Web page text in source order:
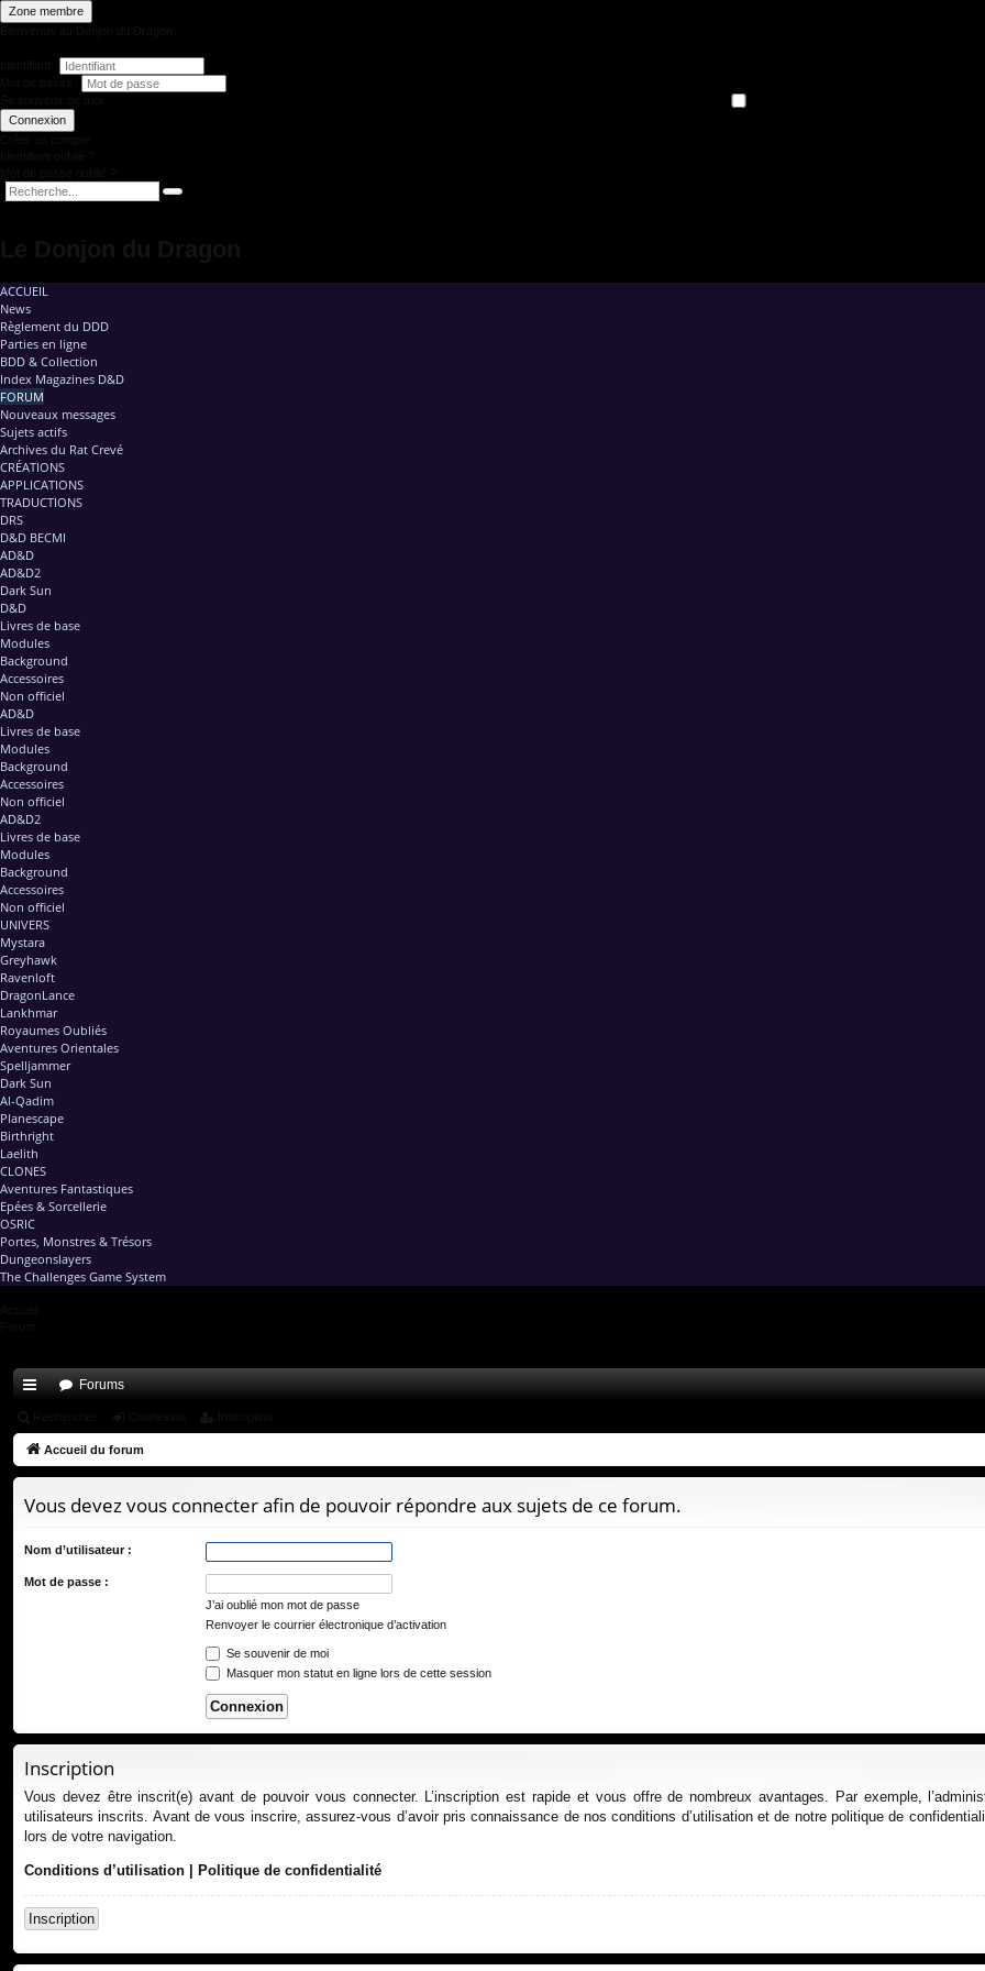
Zone membre
Connexion
ACCUEIL
News
Règlement du DDD
Parties en ligne
BDD & Collection
Index Magazines D&D
FORUM
Nouveaux messages
Sujets actifs
Archives du Rat Crevé
CRÉATIONS
APPLICATIONS
TRADUCTIONS
DRS
D&D BECMI
AD&D
AD&D2
Dark Sun
D&D
Livres de base
Modules
Background
Accessoires
Non officiel
AD&D
Livres de base
Modules
Background
Accessoires
Non officiel
AD&D2
Livres de base
Modules
Background
Accessoires
Non officiel
UNIVERS
Mystara
Greyhawk
Ravenloft
DragonLance
Lankhmar
Royaumes Oubliés
Aventures Orientales
Spelljammer
Dark Sun
Al-Qadim
Planescape
Birthright
Laelith
CLONES
Aventures Fantastiques
Epées & Sorcellerie
OSRIC
Portes, Monstres & Trésors
Dungeonslayers
The Challenges Game System
co
ci
s
Forums
Accueil du forum
Vous devez vous connecter afin de pouvoir répondre aux sujets de ce forum.
Nom d’utilisateur :
Mot de passe :
J’ai oublié mon mot de passe
Renvoyer le courrier électronique d’activation
Se souvenir de moi
Masquer mon statut en ligne lors de cette session
Inscription
Vous devez être inscrit(e) avant de pouvoir vous connecter. L’inscription est rapide et vous offre de nombreux avantages. Par exemple,
utilisateurs inscrits. Avant de vous inscrire, assurez-vous d’avoir pris connaissance de nos conditions d’utilisation et de notre politique de
lors de votre navigation.
Conditions d’utilisation | Politique de confidentialité
Inscription